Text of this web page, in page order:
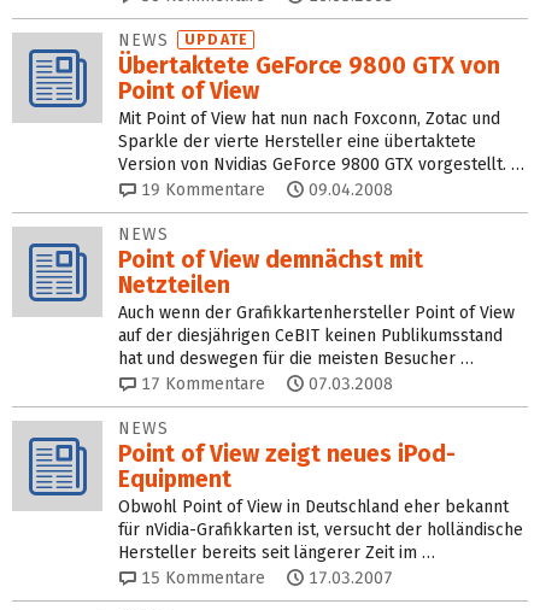
NEWS UPDATE
Übertaktete GeForce 9800 GTX von
Point of View
Mit Point of View hat nun nach Foxconn, Zotac und
Sparkle der vierte Hersteller eine übertaktete
Version von Nvidias GeForce 9800 GTX vorgestellt. …
19 Kommentare 09.04.2008
NEWS
Point of View demnächst mit
Netzteilen
Auch wenn der Grafikkartenhersteller Point of View
auf der diesjährigen CeBIT keinen Publikumsstand
hat und deswegen für die meisten Besucher …
17 Kommentare 07.03.2008
NEWS
Point of View zeigt neues iPod-
Equipment
Obwohl Point of View in Deutschland eher bekannt
für nVidia-Grafikkarten ist, versucht der holländische
Hersteller bereits seit längerer Zeit im …
15 Kommentare 17.03.2007